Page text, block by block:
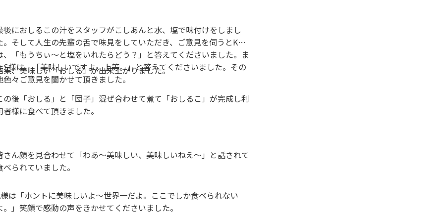
後におしるこの汁をスタッフがこしあんと水、塩で味付けをしまし
。そして人生の先輩の舌で味見をしていただき、ご意見を伺うとK様
、「もうちぃ～と塩をいれたらどう？」と答えてくださいました。ま
S様は、「美味しいですよ。上等。」と答えてくださいました。その
色々ご意見を聞かせて頂きました。
果、美味しい「おしる」が出来上がりました。
の後「おしる」と「団子」混ぜ合わせて煮て「おしるこ」が完成し利
者様に食べて頂きました。
さん顔を見合わせて「わあ～美味しい、美味しいねえ～」と話されて
べられていました。
は「ホントに美味しいよ～世界一だよ。ここでしか食べられない
。」笑顔で感動の声をきかせてくださいました。